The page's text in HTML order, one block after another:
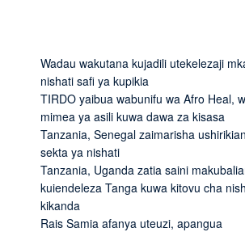
Wadau wakutana kujadili utekelezaji
nishati safi ya kupikia
TIRDO yaibua wabunifu wa Afro Heal,
mimea ya asili kuwa dawa za kisasa
Tanzania, Senegal zaimarisha
sekta ya nishati
Tanzania, Uganda zatia saini
kuiendeleza Tanga kuwa kitovu cha
kikanda
Rais Samia afanya uteuzi, apangua